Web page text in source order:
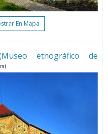
En Mapa
etnográfico de